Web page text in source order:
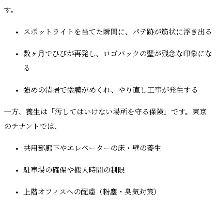
す。
スポットライトを当てた瞬間に、パテ跡が筋状に浮き出る
数ヶ月でひびが再発し、ロゴバックの壁が残念な印象にな
る
強めの清掃で塗膜がめくれ、やり直し工事が発生する
一方、養生は「汚してはいけない場所を守る保険」です。東京
のテナントでは、
共用部廊下やエレベーターの床・壁の養生
駐車場の確保や搬入時間の制限
上階オフィスへの配慮（粉塵・臭気対策）